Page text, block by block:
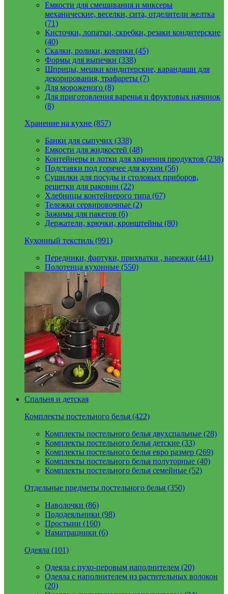
Емкости для смешивания и миксеры
механические, веселки, сита, отделители желтка
(71)
Кисточки, лопатки, скребки, резаки кондитерские
(40)
Скалки, ролики, коврики (45)
Формы для выпечки (338)
Шприцы, мешки кондитерские, карандаши для
декорирования, трафареты (7)
Для мороженого (8)
Для приготовления варенья и фруктовых начинок
(8)
Хранение на кухне (857)
Банки для сыпучих (338)
Емкости для жидкостей (48)
Контейнеры и лотки для хранения продуктов (238)
Подставки под горячее для кухни (56)
Сушилки для посуды и столовых приборов,
решетки для раковин (22)
Хлебницы контейнерого типа (67)
Тележки сервировочные (2)
Зажимы для пакетов (6)
Держатели, крючки, кронштейны (80)
Кухонный текстиль (991)
Передники, фартуки, прихватки , варежки (441)
Полотенца кухонные (550)
Спальня и детская
Комплекты постельного белья (422)
Комплекты постельного белья двухспальные (28)
Комплекты постельного белья детские (33)
Комплекты постельного белья евро размер (269)
Комплекты постельного белья полуторные (40)
Комплекты постельного белья семейные (52)
Отдельные предметы постельного белья (350)
Наволочки (86)
Пододеяльники (98)
Простыни (160)
Наматрацники (6)
Одеяла (101)
Одеяла с пухо-перовым наполнителем (20)
Одеяла с наполнителем из растительных волокон
(20)